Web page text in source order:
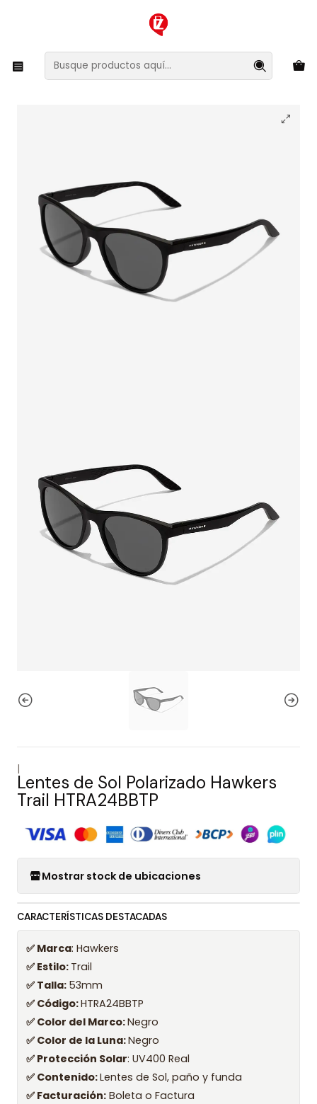
XMAS SALE ¡Compra antes de que la oferta termine!
Lentes y Accesorios Lentes de Sol
Lentes de Sol Polarizado Hawkers Trail HTRA24BBTP
|
Lentes de Sol Polarizado Hawkers
Trail HTRA24BBTP
Mostrar stock de ubicaciones
CARACTERÍSTICAS DESTACADAS
✅ Marca: Hawkers
✅ Estilo: Trail
✅ Talla: 53mm
✅ Código:HTRA24BBTP
✅ Color del Marco:Negro
✅ Color de la Luna:Negro
✅ Protección Solar: UV400 Real
✅ Contenido:Lentes de Sol, paño y funda
✅ Facturación: Boleta o Factura